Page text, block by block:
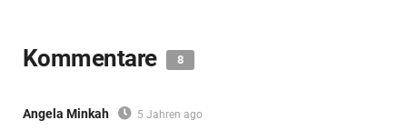
Kommentare 8
Angela Minkah 5 Jahren ago